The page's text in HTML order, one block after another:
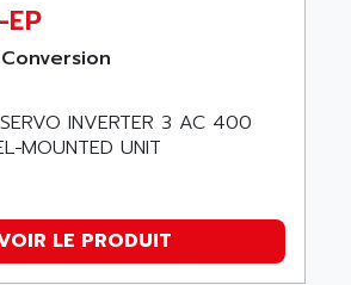
INVERTER 3 AC 400
UNIT
LE PRODUIT